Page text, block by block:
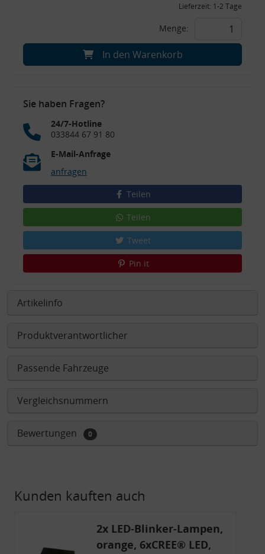
Lieferzeit: 1-2 Tage
Menge:
In den Warenkorb
Sie haben Fragen?
24/7-Hotline
033844 67 91 80
E-Mail-Anfrage
anfragen
Teilen
Teilen
Tweet
Pin it
Artikelinfo
Produktverantwortlicher
Passende Fahrzeuge
Vergleichsnummern
Bewertungen 0
Kunden kauften auch
2x LED-Blinker-Lampen,
orange, 6xCREE® LED,